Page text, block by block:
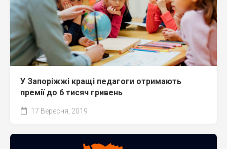
У Запоріжжі кращі педагоги отримають
премії до 6 тисяч гривень
17 Вересня, 2019